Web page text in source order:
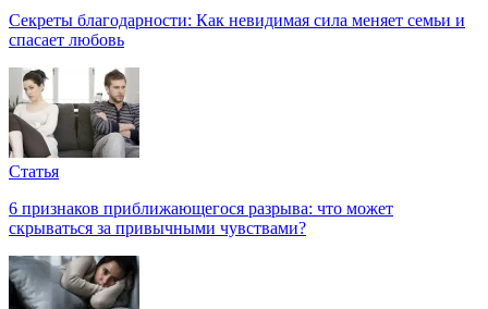
Секреты благодарности: Как невидимая сила меняет семьи и
спасает любовь
Статья
6 признаков приближающегося разрыва: что может
скрываться за привычными чувствами?